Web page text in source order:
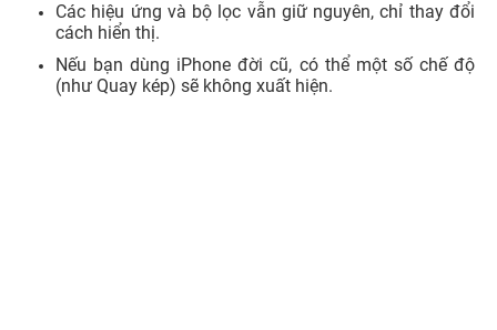
Các hiệu ứng và bộ lọc vẫn giữ nguyên, chỉ thay đổi
cách hiển thị.
Nếu bạn dùng iPhone đời cũ, có thể một số chế độ
(như Quay kép) sẽ không xuất hiện.